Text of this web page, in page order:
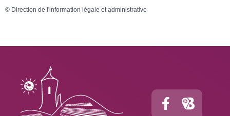
© Direction de l'information légale et administrative